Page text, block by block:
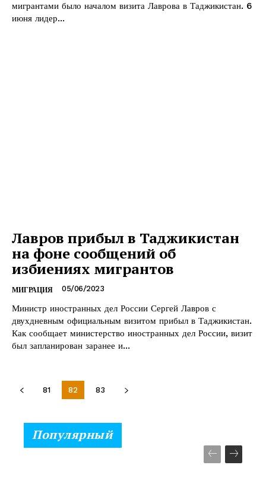
мигрантами было началом визита Лаврова в Таджикистан. 6
июня лидер...
Лавров прибыл в Таджикистан
на фоне сообщений об
избиениях мигрантов
МИГРАЦИЯ 05/06/2023
Министр иностранных дел России Сергей Лавров с
двухдневным официальным визитом прибыл в Таджикистан.
Как сообщает министерство иностранных дел России, визит
был запланирован заранее и...
81 82 83
Популярный